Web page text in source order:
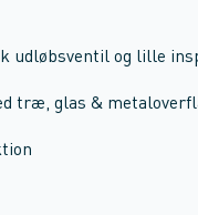
udløbsventil og lille
træ, glas &